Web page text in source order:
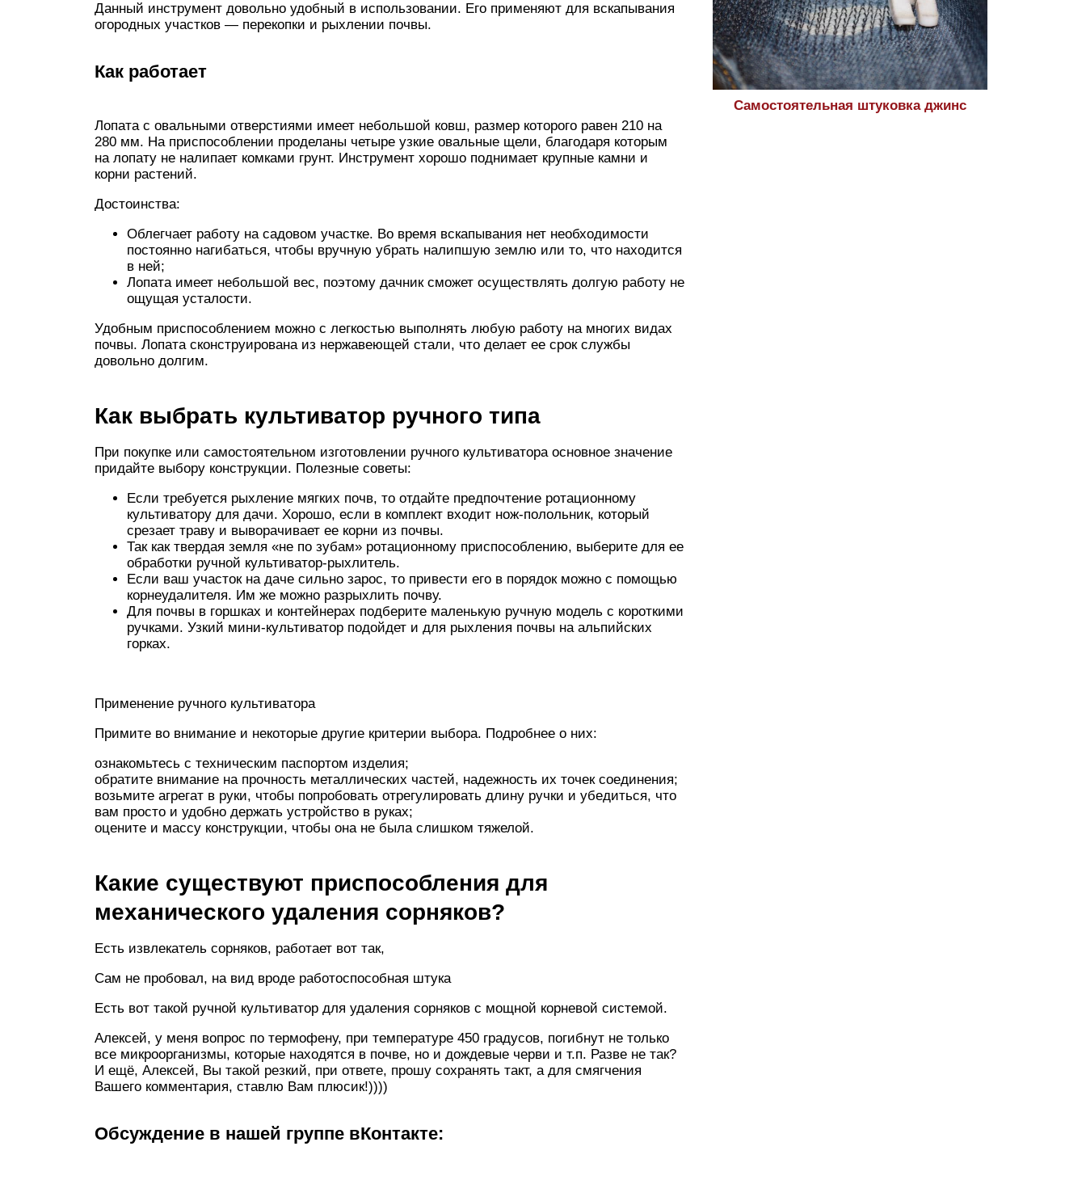
Данный инструмент довольно удобный в использовании. Его применяют для вскапывания
огородных участков — перекопки и рыхлении почвы.
Как работает
Лопата с овальными отверстиями имеет небольшой ковш, размер которого равен 210 на
280 мм. На приспособлении проделаны четыре узкие овальные щели, благодаря которым
на лопату не налипает комками грунт. Инструмент хорошо поднимает крупные камни и
корни растений.
Достоинства:
Облегчает работу на садовом участке. Во время вскапывания нет необходимости
постоянно нагибаться, чтобы вручную убрать налипшую землю или то, что находится
в ней;
Лопата имеет небольшой вес, поэтому дачник сможет осуществлять долгую работу не
ощущая усталости.
Удобным приспособлением можно с легкостью выполнять любую работу на многих видах
почвы. Лопата сконструирована из нержавеющей стали, что делает ее срок службы
довольно долгим.
Как выбрать культиватор ручного типа
При покупке или самостоятельном изготовлении ручного культиватора основное значение
придайте выбору конструкции. Полезные советы:
Если требуется рыхление мягких почв, то отдайте предпочтение ротационному
культиватору для дачи. Хорошо, если в комплект входит нож-полольник, который
срезает траву и выворачивает ее корни из почвы.
Так как твердая земля «не по зубам» ротационному приспособлению, выберите для ее
обработки ручной культиватор-рыхлитель.
Если ваш участок на даче сильно зарос, то привести его в порядок можно с помощью
корнеудалителя. Им же можно разрыхлить почву.
Для почвы в горшках и контейнерах подберите маленькую ручную модель с короткими
ручками. Узкий мини-культиватор подойдет и для рыхления почвы на альпийских
горках.
Применение ручного культиватора
Примите во внимание и некоторые другие критерии выбора. Подробнее о них:
ознакомьтесь с техническим паспортом изделия;
обратите внимание на прочность металлических частей, надежность их точек соединения;
возьмите агрегат в руки, чтобы попробовать отрегулировать длину ручки и убедиться, что
вам просто и удобно держать устройство в руках;
оцените и массу конструкции, чтобы она не была слишком тяжелой.
Какие существуют приспособления для
механического удаления сорняков?
Есть извлекатель сорняков, работает вот так,
Сам не пробовал, на вид вроде работоспособная штука
Есть вот такой ручной культиватор для удаления сорняков с мощной корневой системой.
Алексей, у меня вопрос по термофену, при температуре 450 градусов, погибнут не только
все микроорганизмы, которые находятся в почве, но и дождевые черви и т.п. Разве не так?
И ещё, Алексей, Вы такой резкий, при ответе, прошу сохранять такт, а для смягчения
Вашего комментария, ставлю Вам плюсик!))))
Обсуждение в нашей группе вКонтакте:
Самостоятельная штуковка джинс